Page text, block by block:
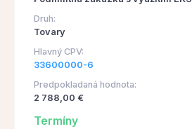
Druh:
Tovary
Hlavný CPV:
33600000-6
Predpokladaná hodnota:
2 788,00 €
Termíny